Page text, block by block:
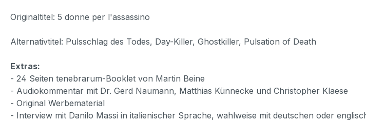
Originaltitel: 5 donne per l'assassino
Alternativtitel: Pulsschlag des Todes, Day-Killer, Ghostkiller, Pulsation of Death
Extras:
- 24 Seiten tenebrarum-Booklet von Martin Beine
- Audiokommentar mit Dr. Gerd Naumann, Matthias Künnecke und Christopher Klaese
- Original Werbematerial
- Interview mit Danilo Massi in italienischer Sprache, wahlweise mit deutschen oder